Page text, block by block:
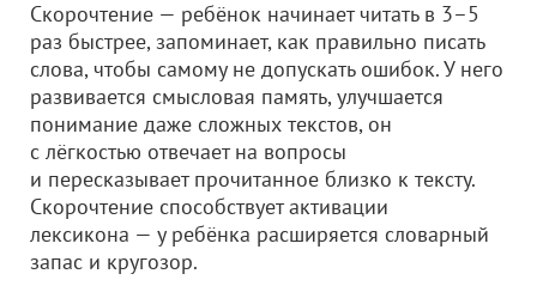
Скорочтение — ребёнок начинает читать в 3–5
раз быстрее, запоминает, как правильно писать
слова, чтобы самому не допускать ошибок. У него
развивается смысловая память, улучшается
понимание даже сложных текстов, он
с лёгкостью отвечает на вопросы
и пересказывает прочитанное близко к тексту.
Скорочтение способствует активации
лексикона — у ребёнка расширяется словарный
запас и кругозор.